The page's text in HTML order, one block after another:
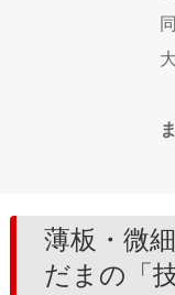
薄板・微
だまの「